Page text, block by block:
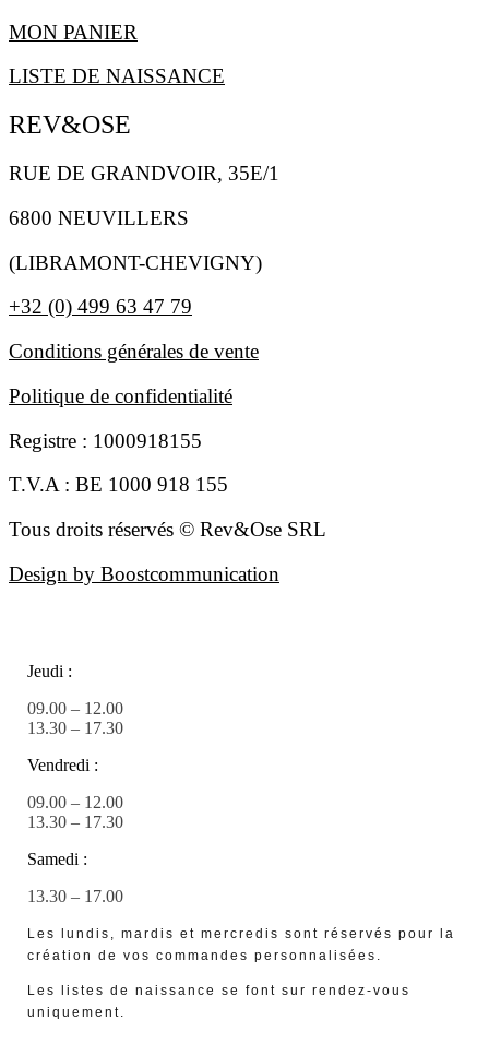
MON PANIER
LISTE DE NAISSANCE
REV&OSE
RUE DE GRANDVOIR, 35E/1
6800 NEUVILLERS
(LIBRAMONT-CHEVIGNY)
+32 (0) 499 63 47 79
Conditions générales de vente
Politique de confidentialité
Registre : 1000918155
T.V.A : BE 1000 918 155
Tous droits réservés © Rev&Ose SRL
Design by Boostcommunication
Jeudi :
09.00 – 12.00
13.30 – 17.30
Vendredi :
09.00 – 12.00
13.30 – 17.30
Samedi :
13.30 – 17.00
Les lundis, mardis et mercredis sont réservés pour la
création de vos commandes personnalisées.
Les listes de naissance se font sur rendez-vous
uniquement.